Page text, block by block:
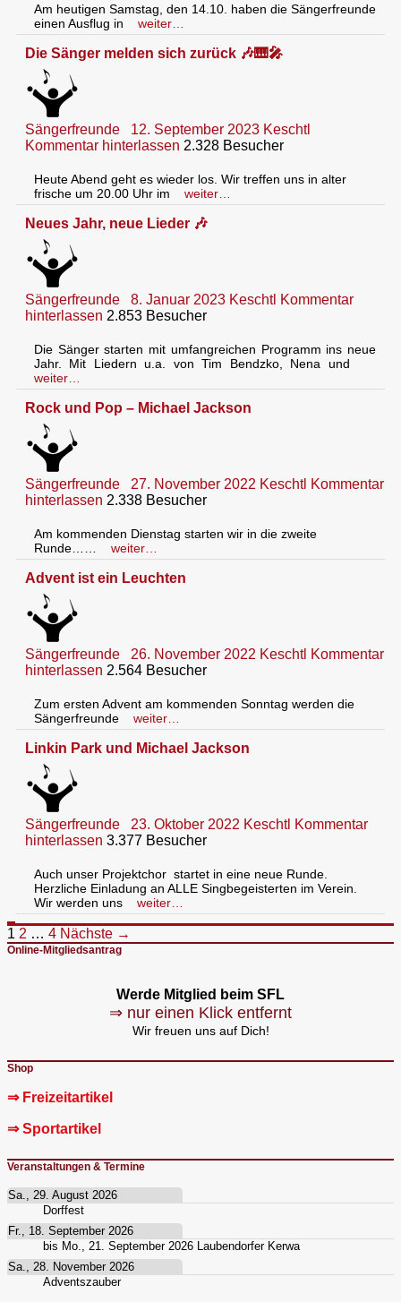
Am heutigen Samstag, den 14.10. haben die Sängerfreunde
einen Ausflug in
weiter…
Die Sänger melden sich zurück 🎶🎹🎤
Sängerfreunde 12. September 2023 Keschtl
Kommentar hinterlassen 2.328 Besucher
Heute Abend geht es wieder los. Wir treffen uns in alter
frische um 20.00 Uhr im
weiter…
Neues Jahr, neue Lieder 🎶
Sängerfreunde 8. Januar 2023 Keschtl Kommentar
hinterlassen 2.853 Besucher
Die Sänger starten mit umfangreichen Programm ins neue
Jahr. Mit Liedern u.a. von Tim Bendzko, Nena und
weiter…
Rock und Pop – Michael Jackson
Sängerfreunde 27. November 2022 Keschtl Kommentar
hinterlassen 2.338 Besucher
Am kommenden Dienstag starten wir in die zweite
Runde……
weiter…
Advent ist ein Leuchten
Sängerfreunde 26. November 2022 Keschtl Kommentar
hinterlassen 2.564 Besucher
Zum ersten Advent am kommenden Sonntag werden die
Sängerfreunde
weiter…
Linkin Park und Michael Jackson
Sängerfreunde 23. Oktober 2022 Keschtl Kommentar
hinterlassen 3.377 Besucher
Auch unser Projektchor startet in eine neue Runde.
Herzliche Einladung an ALLE Singbegeisterten im Verein.
Wir werden uns
weiter…
Beitragsnavigation
1 2 … 4 Nächste →
Online-Mitgliedsantrag
Werde Mitglied beim SFL
⇒ nur einen Klick entfernt
Wir freuen uns auf Dich!
Shop
⇒ Freizeitartikel
⇒ Sportartikel
Veranstaltungen & Termine
Sa., 29. August 2026
Dorffest
Fr., 18. September 2026
bis Mo., 21. September 2026 Laubendorfer Kerwa
Sa., 28. November 2026
Adventszauber